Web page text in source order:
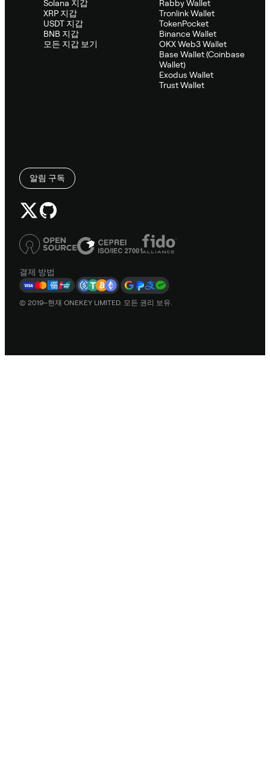
Solana 지갑
XRP 지갑
USDT 지갑
BNB 지갑
모든 지갑 보기
Rabby Wallet
Tronlink Wallet
TokenPocket
Binance Wallet
OKX Web3 Wallet
Base Wallet (Coinbase
Wallet)
Exodus Wallet
Trust Wallet
알림 구독
결제 방법
© 2019–현재 ONEKEY LIMITED. 모든 권리 보유.